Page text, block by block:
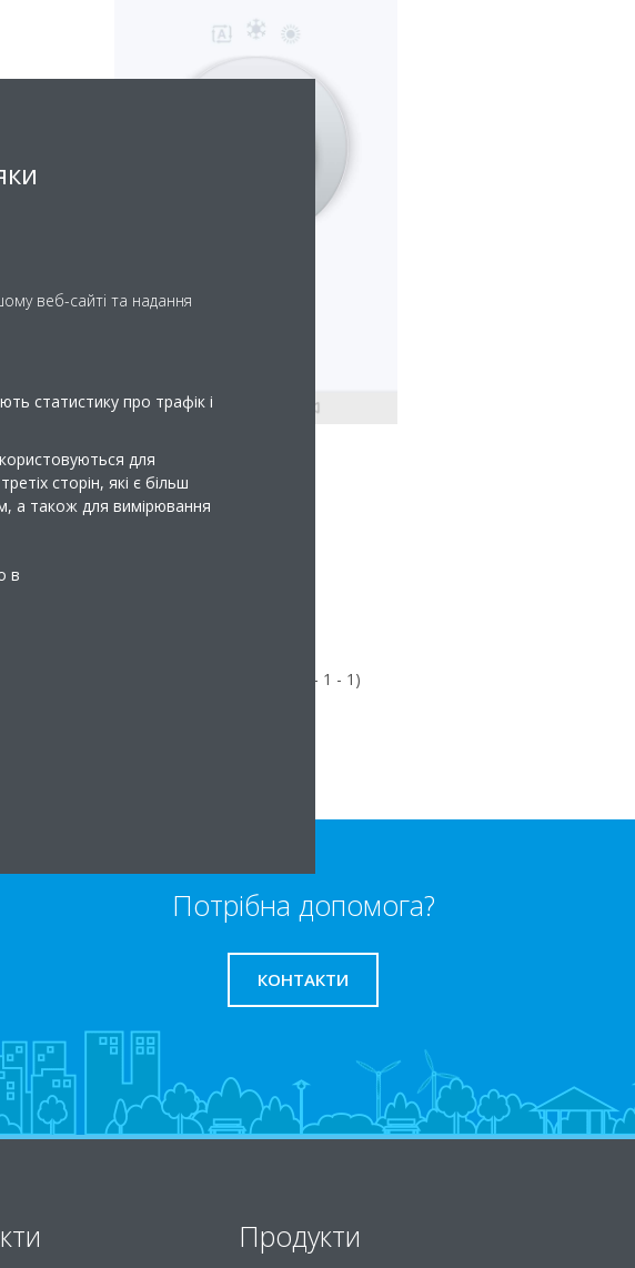
(1 - 1 - 0), що чергується з (1 - 1 - 1)
Потрібна допомога?
КОНТАКТИ
Продукти
веб-сайті та надання
статистику про трафік і
для
сторін, які є більш
а також для вимірювання
в